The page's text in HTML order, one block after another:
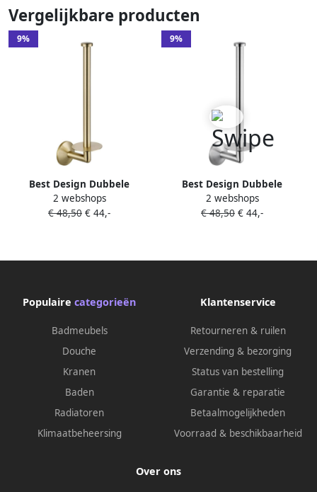
Vergelijkbare producten
9%
Best Design Dubbele
Reserverolhouder Duke
Nancy Mat Goud
2 webshops
€ 48,50 € 44,-
9%
Best Design Dubbele
Reserverolhouder Duke Ore
RVS
2 webshops
€ 48,50 € 44,-
Populaire categorieën
Badmeubels
Douche
Kranen
Baden
Radiatoren
Klimaatbeheersing
Klantenservice
Retourneren & ruilen
Verzending & bezorging
Status van bestelling
Garantie & reparatie
Betaalmogelijkheden
Voorraad & beschikbaarheid
Over ons